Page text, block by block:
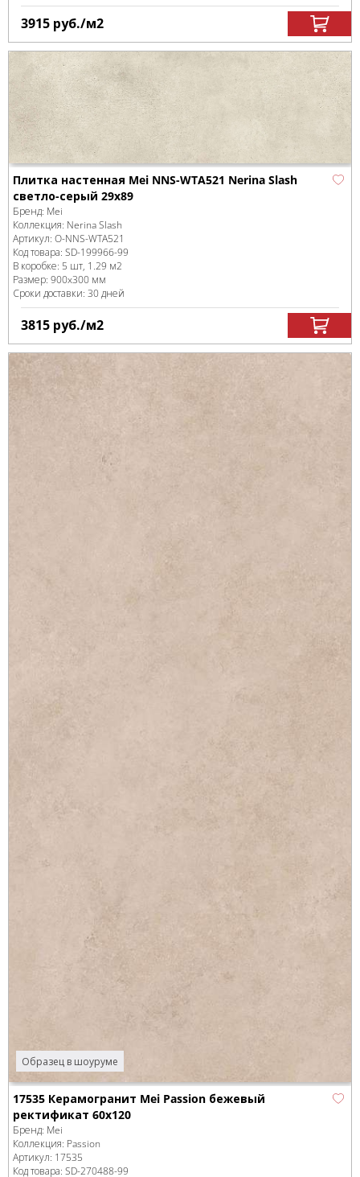
3915 руб./м2
Плитка настенная Mei NNS-WTA521 Nerina Slash
светло-серый 29x89
Бренд: Mei
Коллекция: Nerina Slash
Артикул: O-NNS-WTA521
Код товара: SD-199966-99
В коробке: 5 шт, 1.29 м2
Размер: 900x300 мм
Сроки доставки: 30 дней
3815 руб./м2
Образец в шоуруме
17535 Керамогранит Mei Passion бежевый
ректификат 60x120
Бренд: Mei
Коллекция: Passion
Артикул: 17535
Код товара: SD-270488-99